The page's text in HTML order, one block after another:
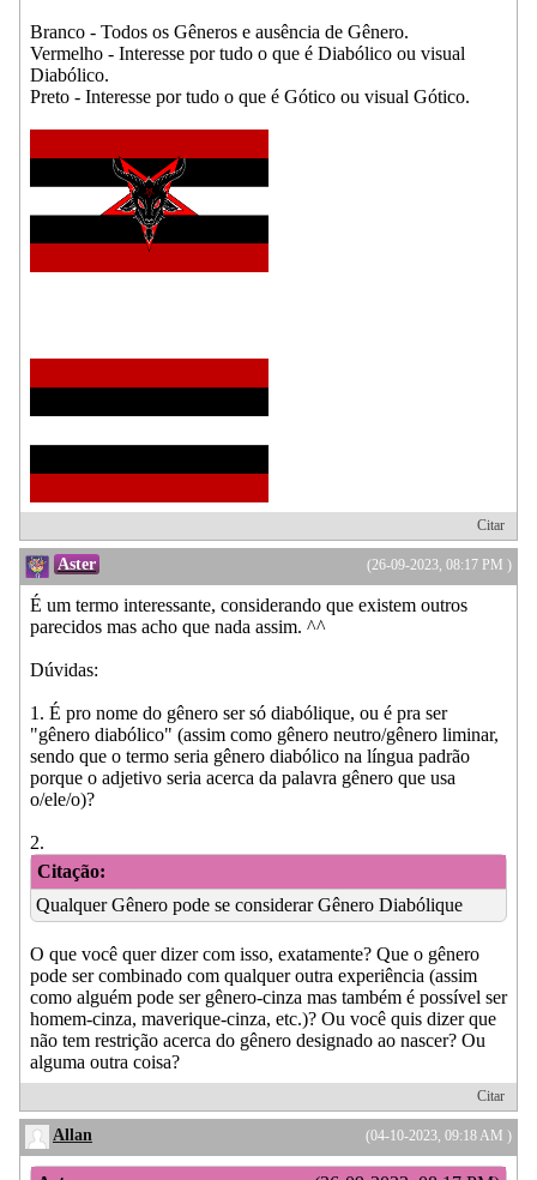
Branco - Todos os Gêneros e ausência de Gênero.
Vermelho - Interesse por tudo o que é Diabólico ou visual
Diabólico.
Preto - Interesse por tudo o que é Gótico ou visual Gótico.
Citar
(26-09-2023, 08:17 PM )
Aster
É um termo interessante, considerando que existem outros
parecidos mas acho que nada assim. ^^
Dúvidas:
1. É pro nome do gênero ser só diabólique, ou é pra ser
"gênero diabólico" (assim como gênero neutro/gênero liminar,
sendo que o termo seria gênero diabólico na língua padrão
porque o adjetivo seria acerca da palavra gênero que usa
o/ele/o)?
2.
Citação:
Qualquer Gênero pode se considerar Gênero Diabólique
O que você quer dizer com isso, exatamente? Que o gênero
pode ser combinado com qualquer outra experiência (assim
como alguém pode ser gênero-cinza mas também é possível ser
homem-cinza, maverique-cinza, etc.)? Ou você quis dizer que
não tem restrição acerca do gênero designado ao nascer? Ou
alguma outra coisa?
Citar
(04-10-2023, 09:18 AM )
Allan